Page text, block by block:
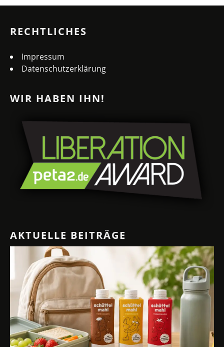
RECHTLICHES
Impressum
Datenschutzerklärung
WIR HABEN IHN!
AKTUELLE BEITRÄGE